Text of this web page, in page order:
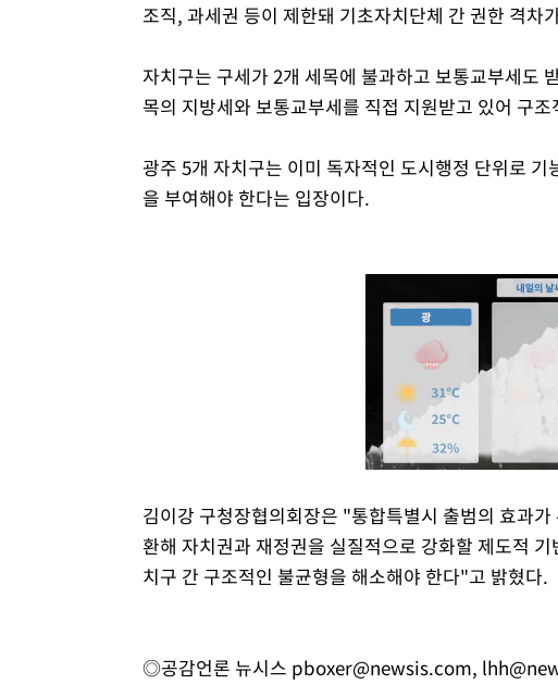
조직, 과세권 등이 제한돼 기초자치단체 간 권한 격차
자치구는 구세가 2개 세목에 불과하고 보통교부세도
목의 지방세와 보통교부세를 직접 지원받고 있어 구
광주 5개 자치구는 이미 독자적인 도시행정 단위로
을 부여해야 한다는 입장이다.
김이강 구청장협의회장은 "통합특별시 출범의 효과
환해 자치권과 재정권을 실질적으로 강화할 제도적
치구 간 구조적인 불균형을 해소해야 한다"고 밝혔다.
◎공감언론 뉴시스 pboxer@newsis.com,